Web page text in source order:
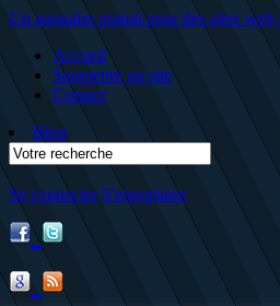
Un annuaire gratuit pour des sites web
Accueil
Soumettre un site
Contact
Blog
Se connecter S'enregistrer